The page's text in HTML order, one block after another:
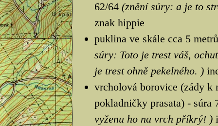
62/64 (znění súry: a je to
znak hippie
puklina ve skále cca 5
súry: Toto je trest váš,
je trest ohně pekelného. )
vrcholová borovice (zády k
pokladničky prasata) - súra
vyženu ho na vrch příkrý! )